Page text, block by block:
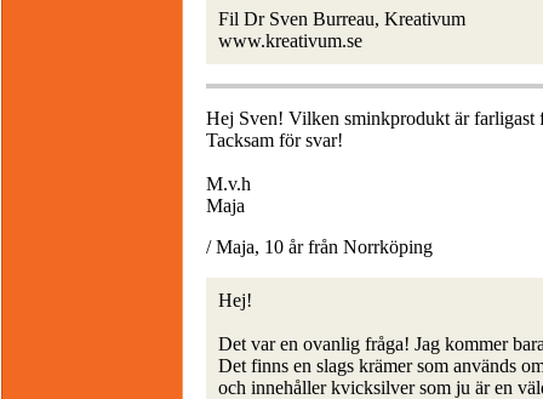
Fil Dr Sven Burreau, Kreativum
www.kreativum.se
Hej Sven! Vilken sminkprodukt är farligast
Tacksam för svar!
M.v.h
Maja
/ Maja, 10 år från Norrköping
Hej!
Det var en ovanlig fråga! Jag kommer
Det finns en slags krämer som används
och innehåller kvicksilver som ju är en